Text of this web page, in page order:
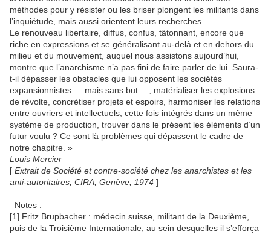
méthodes pour y résister ou les briser plongent les militants dans
l’inquiétude, mais aussi orientent leurs recherches.
Le renouveau libertaire, diffus, confus, tâtonnant, encore que
riche en expressions et se généralisant au-delà et en dehors du
milieu et du mouvement, auquel nous assistons aujourd’hui,
montre que l’anarchisme n’a pas fini de faire parler de lui. Saura-
t-il dépasser les obstacles que lui opposent les sociétés
expansionnistes — mais sans but —, matérialiser les explosions
de révolte, concrétiser projets et espoirs, harmoniser les relations
entre ouvriers et intellectuels, cette fois intégrés dans un même
système de production, trouver dans le présent les éléments d’un
futur voulu ? Ce sont là problèmes qui dépassent le cadre de
notre chapitre. »
Louis Mercier
[ Extrait de Société et contre-société chez les anarchistes et les
anti-autoritaires, CIRA, Genève, 1974 ]
Notes :
[1] Fritz Brupbacher : médecin suisse, militant de la Deuxième,
puis de la Troisième Internationale, au sein desquelles il s’efforça